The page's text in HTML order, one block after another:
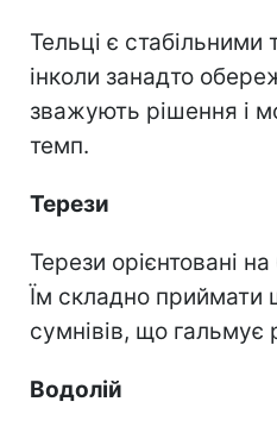
Тельці є
інколи занадто
зважують рішення і
темп.
Терези
Терези орієнтовані
Їм складно приймати
сумнівів, що гальмує
Водолій